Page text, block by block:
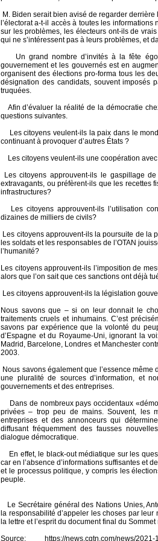
M. Biden serait bien avisé de regarder
l’électorat a-t-il accès à toutes les
sur les problèmes, les électeurs ont-ils de
qui ne s’intéressent pas à leurs problèmes, et
Un grand nombre d’invités à la fête
gouvernement et les gouvernés est en
organisent des élections pro-forma tous les
désignation des candidats, souvent imposés
truquées.
Afin d’évaluer la réalité de la démocratie
questions suivantes.
Les citoyens veulent-ils la paix dans le
continuant à provoquer d’autres États ?
Les citoyens veulent-ils une coopération
Les citoyens approuvent-ils le gaspillage
extravagants, ou préfèrent-ils que les recettes
infrastructures?
Les citoyens approuvent-ils l’utilisation
dizaines de milliers de civils?
Les citoyens approuvent-ils la poursuite de la
les soldats et les responsables de l’OTAN
l’humanité?
Les citoyens approuvent-ils l’imposition de
alors que l’on sait que ces sanctions ont déjà
Les citoyens approuvent-ils la législation
Nous savons que – si on leur donnait le
traitements cruels et inhumains. C’est
savons par expérience que la volonté du
d’Espagne et du Royaume-Uni, ignorant la
Madrid, Barcelone, Londres et Manchester
2003.
Nous savons également que l’essence
une pluralité de sources d’information, et
gouvernements et des entreprises.
Dans de nombreux pays occidentaux
privées – trop peu de mains. Souvent, les
entreprises et des annonceurs qui
diffusant fréquemment des fausses
dialogue démocratique.
En effet, le black-out médiatique sur les
car en l’absence d’informations suffisantes et
et le processus politique, y compris les
peuple.
Le Secrétaire général des Nations Unies,
la responsabilité d’appeler les choses par
la lettre et l’esprit du document final du
Source: https://news.cgtn.com/news/2021-